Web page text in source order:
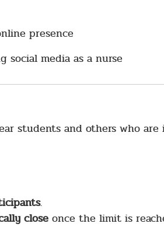
presence
social media as a nurse
students and others who
.
close once the limit is